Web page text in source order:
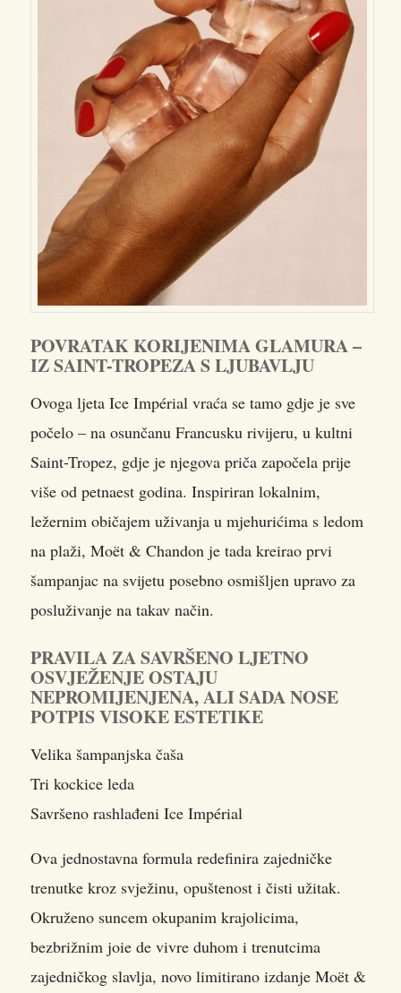
POVRATAK KORIJENIMA GLAMURA –
IZ SAINT-TROPEZA S LJUBAVLJU
Ovoga ljeta Ice Impérial vraća se tamo gdje je sve
počelo – na osunčanu Francusku rivijeru, u kultni
Saint-Tropez, gdje je njegova priča započela prije
više od petnaest godina. Inspiriran lokalnim,
ležernim običajem uživanja u mjehurićima s ledom
na plaži, Moët & Chandon je tada kreirao prvi
šampanjac na svijetu posebno osmišljen upravo za
posluživanje na takav način.
PRAVILA ZA SAVRŠENO LJETNO
OSVJEŽENJE OSTAJU
NEPROMIJENJENA, ALI SADA NOSE
POTPIS VISOKE ESTETIKE
Velika šampanjska čaša
Tri kockice leda
Savršeno rashlađeni Ice Impérial
Ova jednostavna formula redefinira zajedničke
trenutke kroz svježinu, opuštenost i čisti užitak.
Okruženo suncem okupanim krajolicima,
bezbrižnim joie de vivre duhom i trenutcima
zajedničkog slavlja, novo limitirano izdanje Moët &